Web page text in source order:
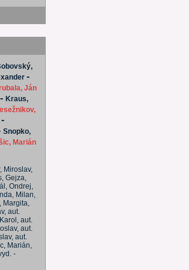
-
Ján
- Kraus,
-
Snopko,
Marián
Miroslav,
Gejza,
Ondrej,
Milan,
Margita,
aut.
aut.
aut.
aut.
Marián,
-